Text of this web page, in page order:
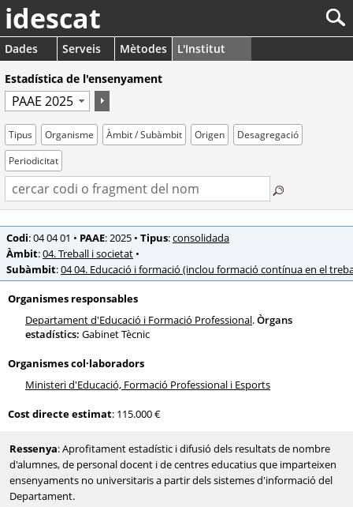
idescat
Dades Serveis Mètodes
L'Institut
Estadística de l'ensenyament
Tipus Organisme Àmbit / Subàmbit Origen
Desagregació
Periodicitat
Codi: 04 04 01 • PAAE: 2025 • Tipus:consolidada
Àmbit:04. Treball i societat •
Subàmbit:04 04. Educació i formació (inclou formació contínua en el
Organismes responsables
Departament d'Educació i Formació Professional.Òrgans
estadístics: Gabinet Tècnic
Organismes col·laboradors
Ministeri d'Educació, Formació Professional i Esports
Cost directe estimat: 115.000 €
Ressenya: Aprofitament estadístic i difusió dels resultats de nombre
d'alumnes, de personal docent i de centres educatius que imparteixen
ensenyaments no universitaris a partir dels sistemes d'informació del
Departament.